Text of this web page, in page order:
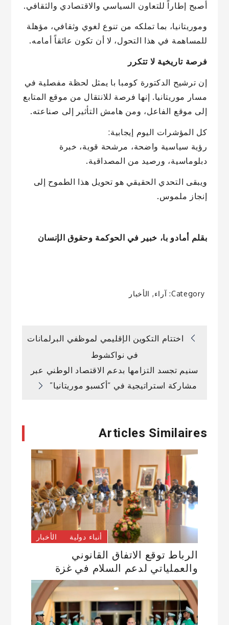
أصبح إطاراً للتعاون السياسي والاقتصادي والثقافي.
وموريتانيا، بما تملكه من تنوع لغوي وثقافي، مؤهلة
للمساهمة في هذا التحول، لا أن تكون عائقاً أمامه.
فرصة تاريخية لا تتكرر
إن ترشيح الدكتورة كومبا با يمثل لحظة مفصلية في
مسار موريتانيا. إنها فرصة للانتقال من موقع المتابع
إلى موقع الفاعل، ومن هامش التأثير إلى صناعته.
كل المؤشرات اليوم إيجابية:
رؤية سياسية واضحة، مرشحة قوية، خبرة
دبلوماسية، ورصيد من المصداقية.
ويبقى التحدي الحقيقي هو تحويل هذا الطموح إلى
إنجاز ملموس.
بقلم أمادو با، خبير في الحوكمة وحقوق الإنسان
Category: آراء, الأخبار
تصفّح
المقالات
اختتام التكوين الإقليمي لموظفي البرلمانات
في نواكشوط
سنيم تجسد التزامها بدعم الاقتصاد الوطني عبر
مشاركة استراتيجية في “أكسبو موريتانيا”
Articles Similaires
أنباء دولية الأخبار
الرباط توقع الاتفاق القانوني
والعملياتي لدعم السلام في غزة